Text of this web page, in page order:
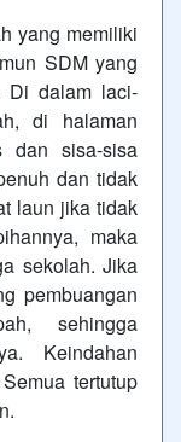
yang memiliki
SDM yang
Di dalam laci-
di halaman
dan sisa-sisa
dan tidak
laun jika tidak
maka
sekolah. Jika
pembuangan
sehingga
Keindahan
tertutup